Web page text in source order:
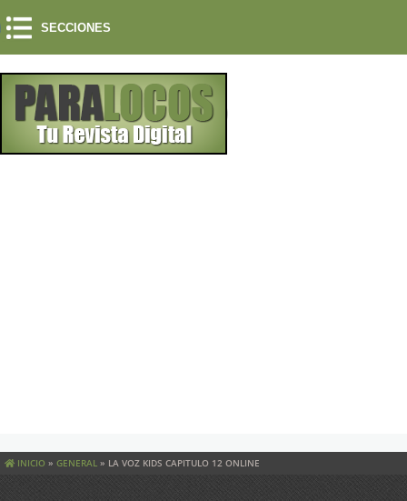
SECCIONES
INICIO » GENERAL » LA VOZ KIDS CAPITULO 12 ONLINE